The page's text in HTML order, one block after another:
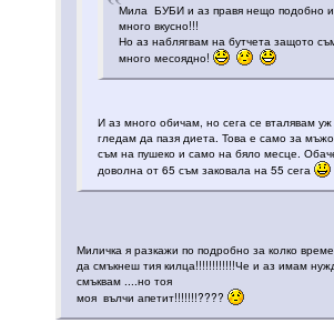
Мила БУБИ и аз правя нещо подобно
много вкусно!!!
Но аз наблягвам на бутчета защото
много месоядно!
И аз много обичам, но сега се вталявам уж
гледам да пазя диета. Това е само за
съм на пушеко и само на бяло месце.
доволна от 65 съм заковала на 55 сега
Миличка я разкажи по подробно за колко време
да смъкнеш тия килца!!!!!!!!!!!!Че и аз имам
смъквам ....но тоя
моя вълчи апетит!!!!!!!????